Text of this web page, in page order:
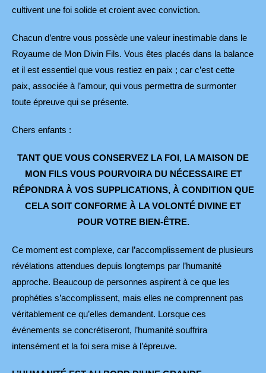
cultivent une foi solide et croient avec conviction.
Chacun d’entre vous possède une valeur inestimable dans le
Royaume de Mon Divin Fils. Vous êtes placés dans la balance
et il est essentiel que vous restiez en paix ; car c’est cette
paix, associée à l’amour, qui vous permettra de surmonter
toute épreuve qui se présente.
Chers enfants :
TANT QUE VOUS CONSERVEZ LA FOI, LA MAISON DE
MON FILS VOUS POURVOIRA DU NÉCESSAIRE ET
RÉPONDRA À VOS SUPPLICATIONS, À CONDITION QUE
CELA SOIT CONFORME À LA VOLONTÉ DIVINE ET
POUR VOTRE BIEN-ÊTRE.
Ce moment est complexe, car l’accomplissement de plusieurs
révélations attendues depuis longtemps par l’humanité
approche. Beaucoup de personnes aspirent à ce que les
prophéties s’accomplissent, mais elles ne comprennent pas
véritablement ce qu’elles demandent. Lorsque ces
événements se concrétiseront, l’humanité souffrira
intensément et la foi sera mise à l’épreuve.